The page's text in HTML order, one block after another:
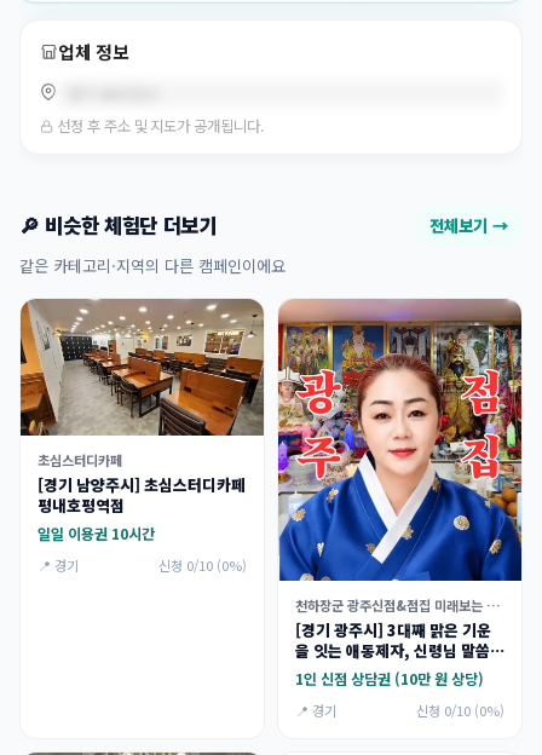
업체 정보
선정 후 주소 및 지도가 공개됩니다.
🔎 비슷한 체험단 더보기 전체보기 →
같은 카테고리·지역의 다른 캠페인이에요
초심스터디카페
[경기 남양주시] 초심스터디카페
평내호평역점
일일 이용권 10시간
📍 경기 신청 0/10 (0%)
천하장군 광주신점&점집 미래보는 애동제자
[경기 광주시] 3대째 맑은 기운
을 잇는 애동제자, 신령님 말씀만
전하는 천하장군 신점 체험단
1인 신점 상담권 (10만 원 상당)
📍 경기 신청 0/10 (0%)